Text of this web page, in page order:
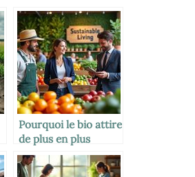
Pourquoi le bio attire
de plus en plus
d’entreprises